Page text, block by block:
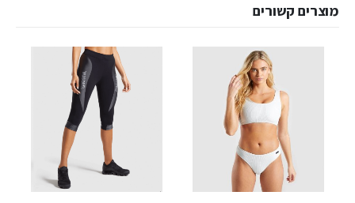
מוצרים קשורים
למוצר זה יש מספר סוגים. ניתן לבחור את האפשרויות בעמוד המוצר